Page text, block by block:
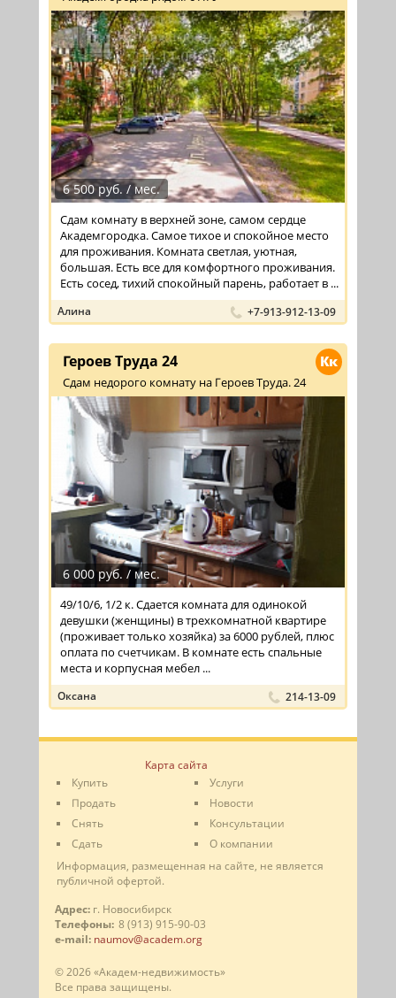
6 500 руб. / мес.
Сдам комнату в верхней зоне, самом сердце
Академгородка. Самое тихое и спокойное место
для проживания. Комната светлая, уютная,
большая. Есть все для комфортного проживания.
Есть сосед, тихий спокойный парень, работает в ...
Алина +7-913-912-13-09
Кк
Героев Труда 24
Сдам недорого комнату на Героев Труда. 24
6 000 руб. / мес.
49/10/6, 1/2 к. Сдается комната для одинокой
девушки (женщины) в трехкомнатной квартире
(проживает только хозяйка) за 6000 рублей, плюс
оплата по счетчикам. В комнате есть спальные
места и корпусная мебел ...
Оксана 214-13-09
Карта сайта
Купить
Продать
Снять
Сдать
Услуги
Новости
Консультации
О компании
Информация, размещенная на сайте, не является
публичной офертой.
Адрес: г. Новосибирск
Телефоны: 8 (913) 915-90-03
e-mail: naumov@academ.org
© 2026 «Академ-недвижимость»
Все права защищены.